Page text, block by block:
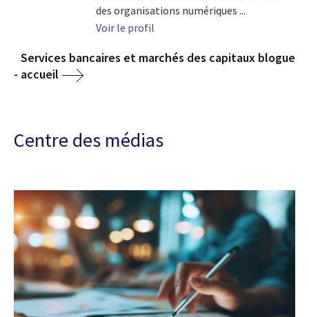
des organisations numériques ...
Voir le profil
Services bancaires et marchés des capitaux blogue
- accueil
Centre des médias